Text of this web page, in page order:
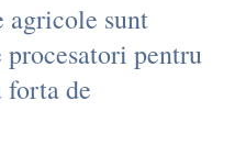
agricole sunt
pentru
forta de